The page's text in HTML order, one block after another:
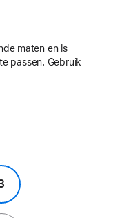
maten en is
passen. Gebruik